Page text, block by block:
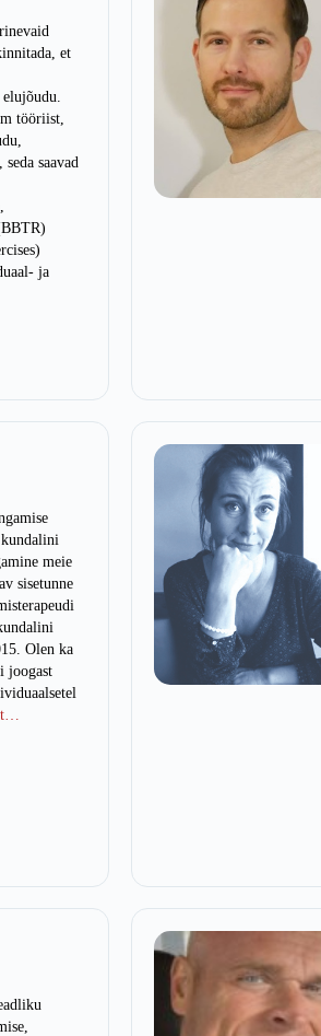
et
tööriist,
saavad
ja
meie
sisetunne
Olen ka
joogast